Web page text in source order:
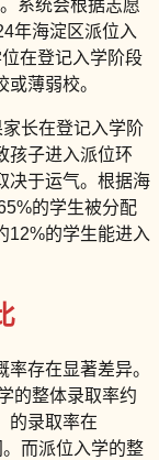
系统会根据志愿
年海淀区派位入
在登记入学阶段
薄弱校。
家长在登记入学阶
孩子进入派位环
决于运气。根据海
的学生被分配
12%的学生能进入
率存在显著差异。
的整体录取率约
的录取率在
而派位入学的整